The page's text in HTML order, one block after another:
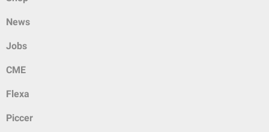
News
Jobs
CME
Flexa
Piccer